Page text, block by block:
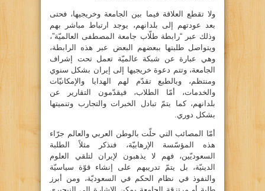
ولا تقطع العلاقة فيما بين الجامعة وخريجيها، فحتى
بعد عودتهم إلى بلدانهم، يوجد ارتباط مباشر بهم
وذلك عبر “رابطة طلّاب جامعة المصطفى العالميّة”،
ويتواصل طلبتها ببعضهم البعض عبر هذه الرابطة،
وهي عبارة عن شبكة عالميّة تعمل تحت إشراف
الجامعة، وتتم دعوة خريجيها إلى إيران بشكل سنوي
ومنتظم، وبالطبع تقدّم لهم الهدايا والإمكانيّات
والخدمات، أمّا الطلاب، فيقدّمون التقارير عن
بلدانهم، كما يتمّ تبادل الخبرات والتجارب وتنميتها
بشكل دوري.
أمّا المصائب التي حلّت بالوطن العربي والعالم جرّاء
هذه المؤسّسة الإرهابيّة، فنذكر مثلاً الطلبة
السعوديّين، فهم لا يذهبون لإيران لتلقي العلوم
الدينيّة، بل يتمّ تدريبهم على إنشاء قوّة سياسيّة
والنفوذ في نظام الحكم في السعوديّة، ومن أبرز